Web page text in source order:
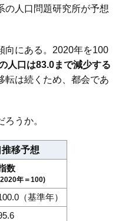
の人口問題研究所が予想
にある。2020年を100
人口は83.0まで減少する
転は続くため、都会であ
うか。
移予想
数
年＝100)
（基準年）